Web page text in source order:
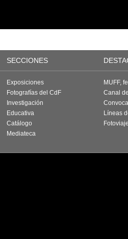
SECCIONES
Exposiciones
Fotografías del CdF
Investigación
Educativa
Catálogo
Mediateca
MUFF,
Canal
Líneas